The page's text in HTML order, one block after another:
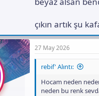
çıkın artık şu
27 May 2026
rebif' Alıntı:
Hocam neden
neden bu renk